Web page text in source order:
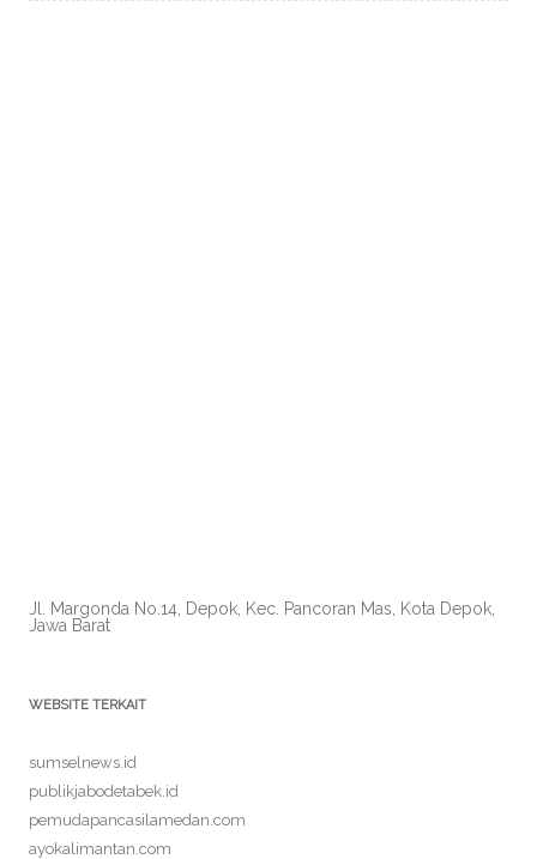
Jl. Margonda No.14, Depok, Kec. Pancoran Mas, Kota Depok,
Jawa Barat
WEBSITE TERKAIT
sumselnews.id
publikjabodetabek.id
pemudapancasilamedan.com
ayokalimantan.com